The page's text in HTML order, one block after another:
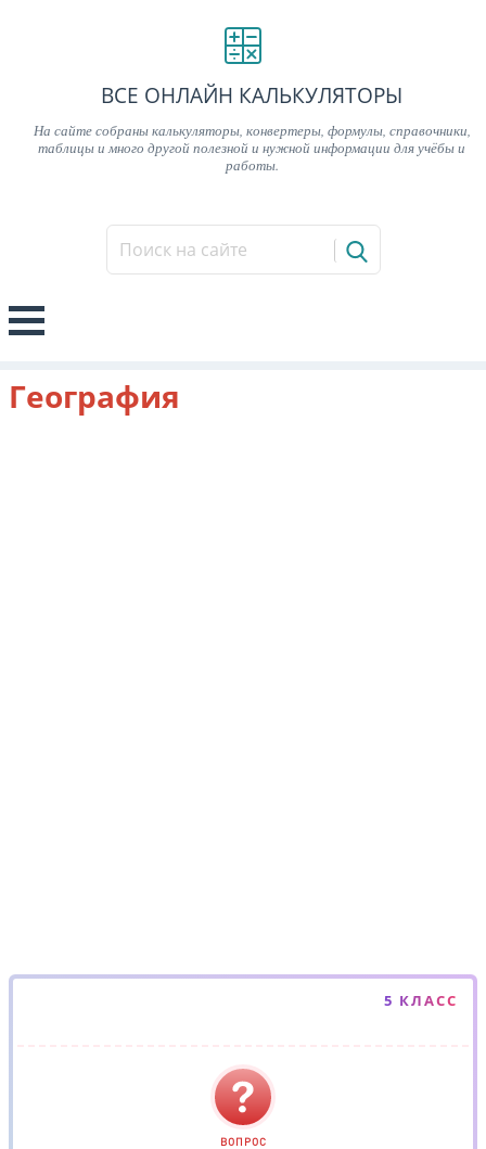
ВСЕ ОНЛАЙН КАЛЬКУЛЯТОРЫ
На сайте собраны калькуляторы, конвертеры, формулы, справочники,
таблицы и много другой полезной и нужной информации для учёбы и
работы.
География
5 КЛАСС
ВОПРОС